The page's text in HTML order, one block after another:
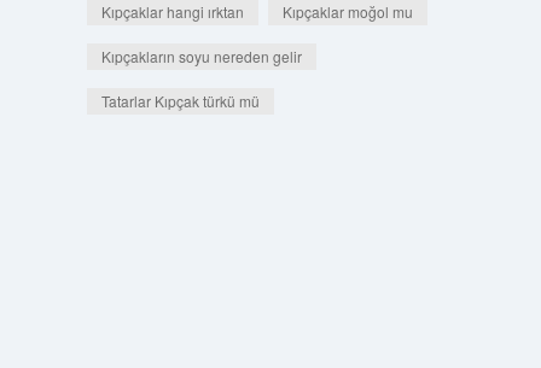
Kıpçaklar hangi ırktan Kıpçaklar moğol mu
Kıpçakların soyu nereden gelir
Tatarlar Kıpçak türkü mü